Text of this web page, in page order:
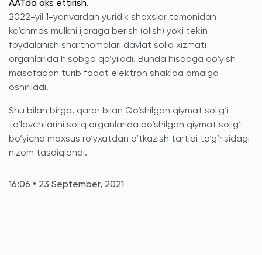
AATda aks ettirish.
2022-yil 1-yanvardan yuridik shaxslar tomonidan
ko‘chmas mulkni ijaraga berish (olish) yoki tekin
foydalanish shartnomalari davlat soliq xizmati
organlarida hisobga qo‘yiladi. Bunda hisobga qo‘yish
masofadan turib faqat elektron shaklda amalga
oshiriladi.
Shu bilan birga, qaror bilan Qo‘shilgan qiymat solig‘i
to‘lovchilarini soliq organlarida qo‘shilgan qiymat solig‘i
bo‘yicha maxsus ro‘yxatdan o‘tkazish tartibi to‘g‘risidagi
nizom tasdiqlandi.
16:06 • 23 September, 2021